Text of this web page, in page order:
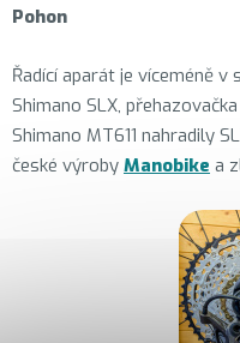
Pohon
Řadící aparát je víceméně v
Shimano SLX,
Shimano MT611 nahradily
české výroby Manobike a